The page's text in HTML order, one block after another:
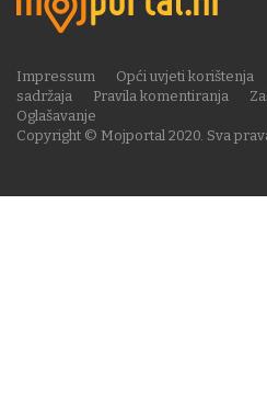
Copyright © Mojportal 2020. Sva
Impressum Opći uvjeti korištenja
sadržaja
Pravila komentiranja
Oglašavanje